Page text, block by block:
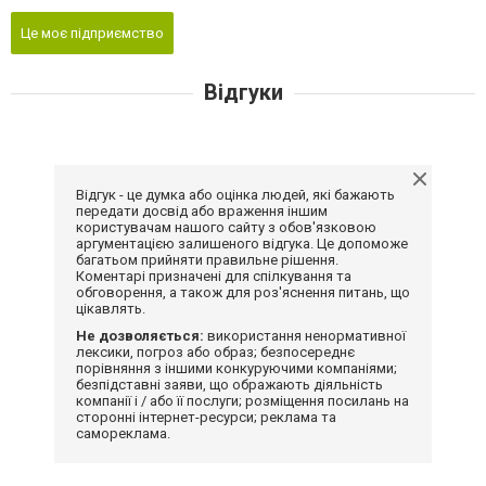
Це моє підприємство
Відгуки
Відгук - це думка або оцінка людей, які бажають
передати досвід або враження іншим
користувачам нашого сайту з обов'язковою
аргументацією залишеного відгука. Це допоможе
багатьом прийняти правильне рішення.
Коментарі призначені для спілкування та
обговорення, а також для роз'яснення питань, що
цікавлять.
Не дозволяється: використання ненормативної
лексики, погроз або образ; безпосереднє
порівняння з іншими конкуруючими компаніями;
безпідставні заяви, що ображають діяльність
компанії і / або її послуги; розміщення посилань на
сторонні інтернет-ресурси; реклама та
самореклама.